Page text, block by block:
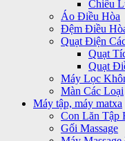
Chiếu
Áo Điều Hòa
Đệm Điều
Quạt Điện
Quạt
Quạt
Máy Lọc
Màn Các Loại
Máy tập, máy matxa
Con Lăn Tập
Gối Massage